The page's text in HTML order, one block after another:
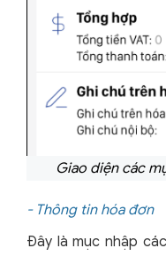
Giao diện các
- Thông tin hóa đơn
Đây là mục nhập